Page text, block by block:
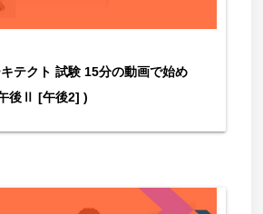
テクト 試験 15分の動画で始め
後Ⅱ [午後2] )